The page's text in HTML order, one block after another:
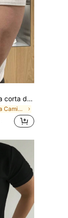
DAZY Camiseta de manga corta de tela acanalada de alta elasticidad, ajuste ceñido, blanca para hombre, verano
en Viscosa Camisetas de hombre